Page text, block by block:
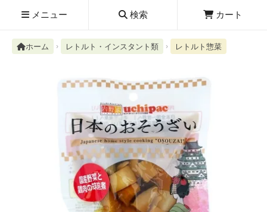
メニュー 検索 カート
絮ユ⑳�������障����
お知らせ レビューを読む
ホーム レトルト・インスタント類 レトルト惣菜